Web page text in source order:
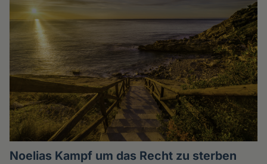
Noelias Kampf um das Recht zu sterben